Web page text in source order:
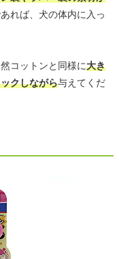
れば、犬の体内に入っ
コットンと同様に大き
クしながら与えてくだ